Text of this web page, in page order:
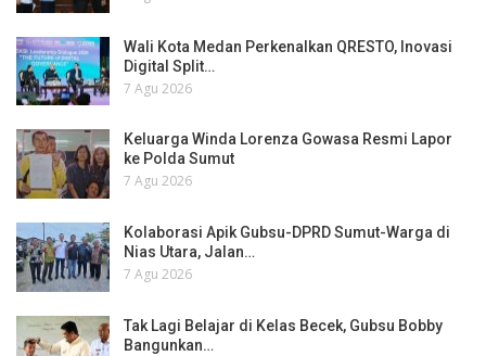
Wali Kota Medan Perkenalkan QRESTO, Inovasi
Digital Split…
7 Agu 2026
Keluarga Winda Lorenza Gowasa Resmi Lapor
ke Polda Sumut
7 Agu 2026
Kolaborasi Apik Gubsu-DPRD Sumut-Warga di
Nias Utara, Jalan…
7 Agu 2026
Tak Lagi Belajar di Kelas Becek, Gubsu Bobby
Bangunkan…